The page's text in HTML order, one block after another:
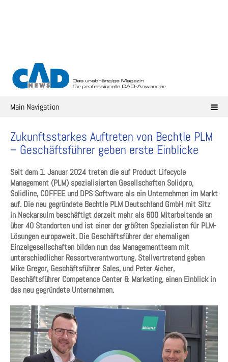
Main Navigation
Zukunftsstarkes Auftreten von Bechtle PLM
– Geschäftsführer geben erste Einblicke
Seit dem 1. Januar 2024 treten die auf Product Lifecycle
Management (PLM) spezialisierten Gesellschaften Solidpro,
Solidline, COFFEE und DPS Software als ein Unternehmen im Markt
auf. Die neu gegründete Bechtle PLM Deutschland GmbH mit Sitz
in Neckarsulm beschäftigt derzeit mehr als 600 Mitarbeitende an
über 40 Standorten und ist einer der größten Spezialisten für PLM-
Lösungen europaweit. Die Geschäftsführer der ehemaligen
Einzelgesellschaften bilden nun das Managementteam mit
unterschiedlicher Ressortverantwortung. Stellvertretend geben
Mike Gregor, Geschäftsführer Sales, und Peter Aicher,
Geschäftsführer Competence Center & Marketing, einen Einblick in
das neu gegründete Unternehmen.